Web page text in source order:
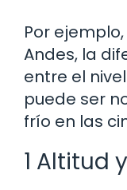
Por
Andes, la
entre el
puede ser
frío en las
1 Altitud